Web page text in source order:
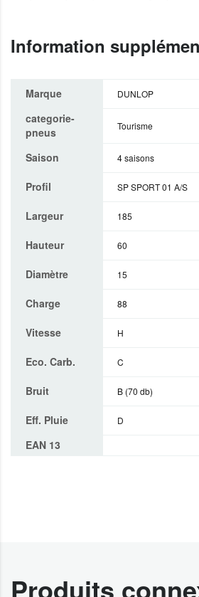
Information
Marque DUNLOP
categorie-
pneus
Tourisme
Saison 4 saisons
Profil SP SPORT 01 A/S
Largeur 185
Hauteur 60
Diamètre 15
Charge 88
Vitesse H
Eco. Carb. C
Bruit B (70 db)
Eff. Pluie D
EAN 13
Produits